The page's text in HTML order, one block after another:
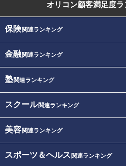
オリコン顧客満足度ラ
保険関連ランキング
金融関連ランキング
塾関連ランキング
スクール関連ランキング
美容関連ランキング
スポーツ＆ヘルス 関連ランキング